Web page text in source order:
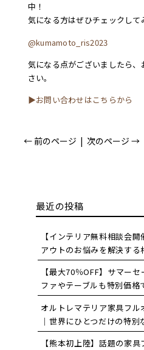
中！
気になる方はぜひチェックし
@kumamoto_ris2023
気になる点がございましたら
さい。
▶︎お問い合わせはこちらから
← 前のページ | 次のページ →
最近の投稿
【インテリア無料相談会
アウトのお悩みを解決する
【最大70％OFF】サマー
ファやテーブルも特別価格
オルトレマテリア家具フ
｜世界にひとつだけの特別
【熊本初上陸】話題の家